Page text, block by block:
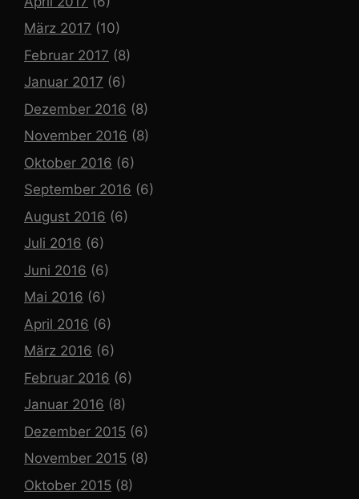
März 2017 (10)
Februar 2017 (8)
Januar 2017 (6)
Dezember 2016 (8)
November 2016 (8)
Oktober 2016 (6)
September 2016 (6)
August 2016 (6)
Juli 2016 (6)
Juni 2016 (6)
Mai 2016 (6)
April 2016 (6)
März 2016 (6)
Februar 2016 (6)
Januar 2016 (8)
Dezember 2015 (6)
November 2015 (8)
Oktober 2015 (8)